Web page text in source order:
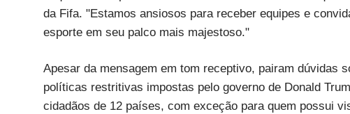
da Fifa. "Estamos ansiosos para receber equipes e
esporte em seu palco mais majestoso."
Apesar da mensagem em tom receptivo, pairam dúvidas
políticas restritivas impostas pelo governo de Donald
cidadãos de 12 países, com exceção para quem possui